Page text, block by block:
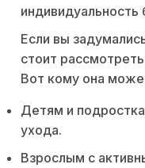
индивидуальность
Если вы
стоит
Вот кому она
Детям и
ухода.
Взрослым с